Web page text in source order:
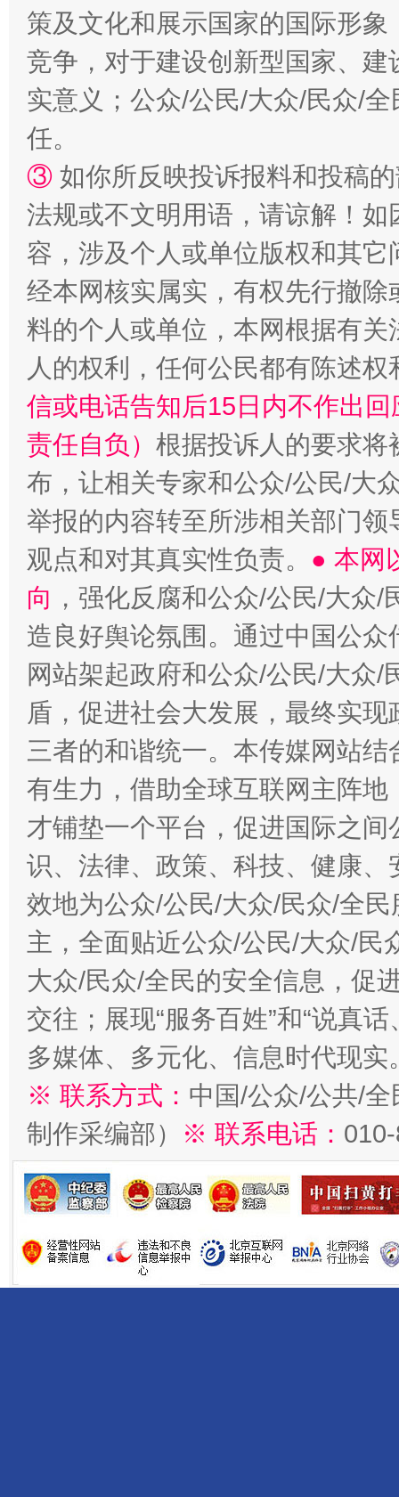
“蜀中异人”王建安的艺术幻境
完善运行机制助力责任有效落实 一纸欠
东山县通报“牛蛙产品抗生素超标问题” 法
千年窑火 生生不息 一
受贿1.44亿！段成刚被判无期 从幼
策及文化和展示国家的国际形
竞争，对于建设创新型国家、
实意义；公众/公民/大众/民众/
任。
③ 如你所反映投诉报料和投稿
法规或不文明用语，请谅解！
容，涉及个人或单位版权和其它
经本网核实属实，有权先行撤
料的个人或单位，本网根据有
人的权利，任何公民都有陈述
信或电话告知后15日内不作出
责任自负） 根据投诉人的要求将
布，让相关专家和公众/公民/大
举报的内容转至所涉相关部门
观点和对其真实性负责。 ● 本网
向 ，强化反腐和公众/公民/大众
造良好舆论氛围。通过中国公
网站架起政府和公众/公民/大众
盾，促进社会大发展，最终实
三者的和谐统一。本传媒网站
有生力，借助全球互联网主阵
才铺垫一个平台，促进国际之
识、法律、政策、科技、健康
效地为公众/公民/大众/民众/全
主，全面贴近公众/公民/大众/民
大众/民众/全民的安全信息，促
交往；展现“服务百姓”和“说真
多媒体、多元化、信息时代现实
※ 联系方式： 中国/公众/公共/
制作采编部）
※ 联系电话：